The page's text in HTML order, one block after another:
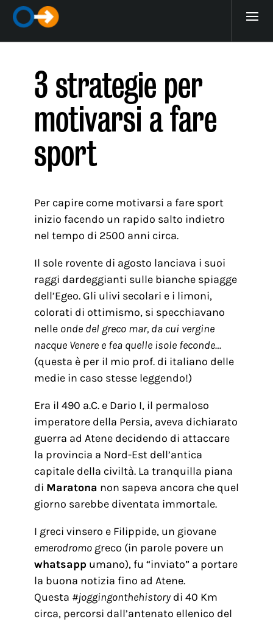
3 strategie per
motivarsi a fare
sport
Per capire come motivarsi a fare sport
inizio facendo un rapido salto indietro
nel tempo di 2500 anni circa.
Il sole rovente di agosto lanciava i suoi
raggi dardeggianti sulle bianche spiagge
dell’Egeo. Gli ulivi secolari e i limoni,
colorati di ottimismo, si specchiavano
nelle onde del greco mar, da cui vergine
nacque Venere e fea quelle isole feconde…
(questa è per il mio prof. di italiano delle
medie in caso stesse leggendo!)
Era il 490 a.C. e Dario I, il permaloso
imperatore della Persia, aveva dichiarato
guerra ad Atene decidendo di attaccare
la provincia a Nord-Est dell’antica
capitale della civiltà. La tranquilla piana
di Maratona non sapeva ancora che quel
giorno sarebbe diventata immortale.
I greci vinsero e Filippide, un giovane
emerodromo greco (in parole povere un
whatsapp umano), fu “inviato” a portare
la buona notizia fino ad Atene.
Questa #joggingonthehistory di 40 Km
circa, percorsi dall’antenato ellenico del